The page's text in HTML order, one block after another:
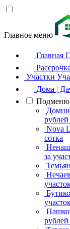
Главное меню
Главная
Участки
Дома |
рублей
Nova
сотка
за
рублей